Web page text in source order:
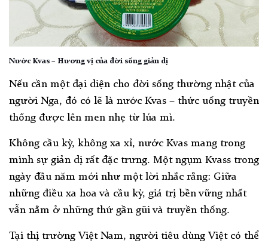
Nước Kvas – Hương vị của đời sống giản dị
Nếu cần một đại diện cho đời sống thường nhật của
người Nga, đó có lẽ là nước Kvas – thức uống truyền
thống được lên men nhẹ từ lúa mì.
Không cầu kỳ, không xa xỉ, nước Kvas mang trong
mình sự giản dị rất đặc trưng. Một ngụm Kvass trong
ngày đầu năm mới như một lời nhắc rằng: Giữa
những điều xa hoa và cầu kỳ, giá trị bền vững nhất
vẫn nằm ở những thứ gần gũi và truyền thống.
Tại thị trường Việt Nam, người tiêu dùng Việt có thể